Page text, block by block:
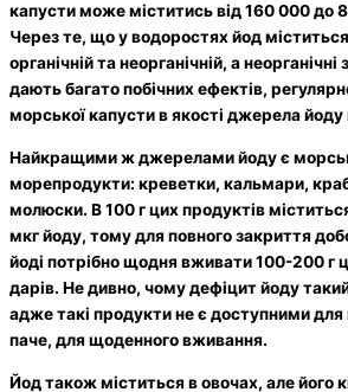
капусти може міститись від 160 000 до
Через те, що у водоростях йод
органічній та неорганічній, а неорганічні
дають багато побічних ефектів,
морської капусти в якості джерела
Найкращими ж джерелами йоду є
морепродукти: креветки, кальмари,
молюски. В 100 г цих продуктів
мкг йоду, тому для повного закриття
йоді потрібно щодня вживати 100-200 г
дарів. Не дивно, чому дефіцит йоду
адже такі продукти не є доступними
паче, для щоденного вживання.
Йод також міститься в овочах, але його